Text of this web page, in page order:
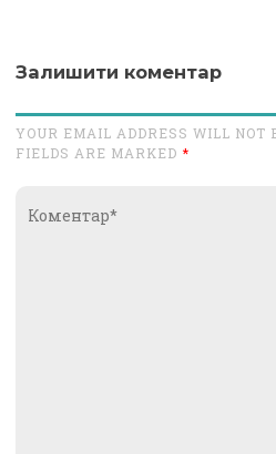
Залишити коментар
YOUR EMAIL ADDRESS WILL NOT
FIELDS ARE MARKED *